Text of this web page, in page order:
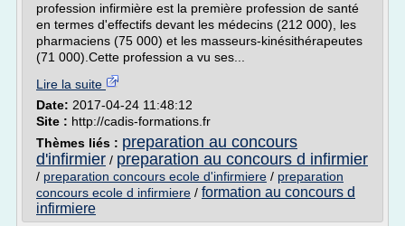
profession infirmière est la première profession de santé
en termes d'effectifs devant les médecins (212 000), les
pharmaciens (75 000) et les masseurs-kinésithérapeutes
(71 000).Cette profession a vu ses...
Lire la suite
Date: 2017-04-24 11:48:12
Site : http://cadis-formations.fr
Thèmes liés : preparation au concours
d'infirmier / preparation au concours d infirmier
/ preparation concours ecole d'infirmiere / preparation
concours ecole d infirmiere / formation au concours d
infirmiere